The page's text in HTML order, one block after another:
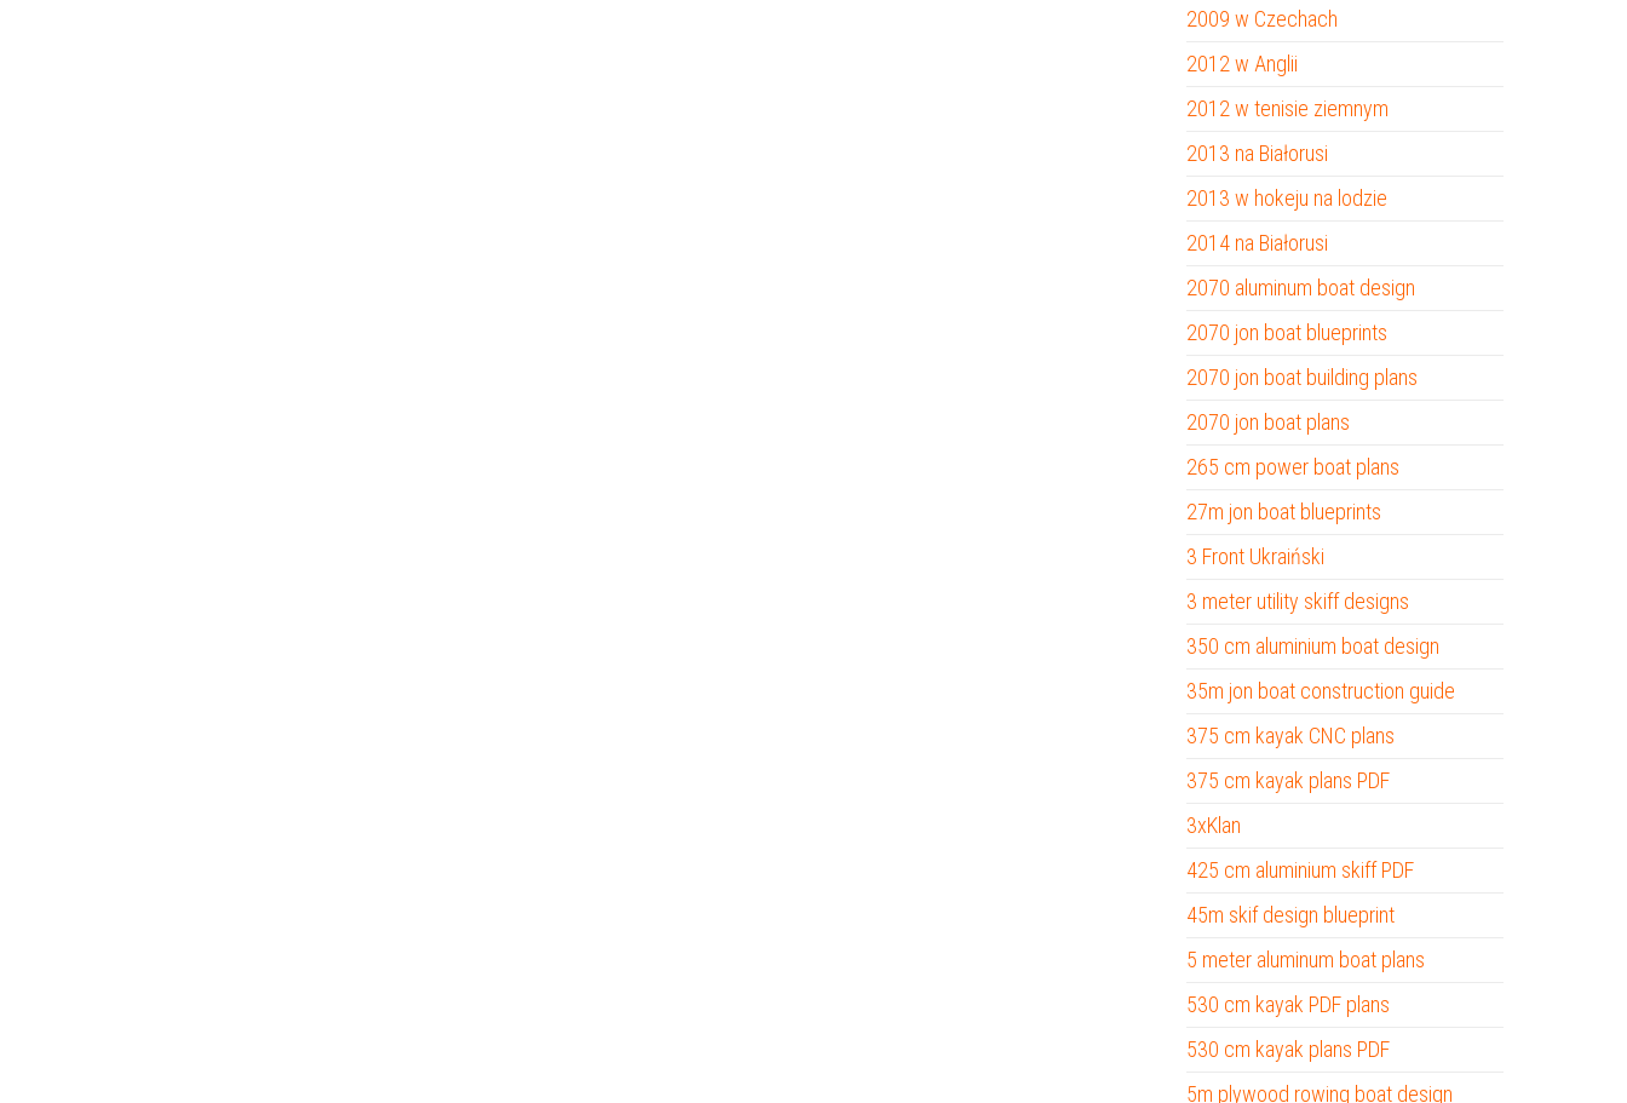
2009 w Czechach
2012 w Anglii
2012 w tenisie ziemnym
2013 na Białorusi
2013 w hokeju na lodzie
2014 na Białorusi
2070 aluminum boat design
2070 jon boat blueprints
2070 jon boat building plans
2070 jon boat plans
265 cm power boat plans
27m jon boat blueprints
3 Front Ukraiński
3 meter utility skiff designs
350 cm aluminium boat design
35m jon boat construction guide
375 cm kayak CNC plans
375 cm kayak plans PDF
3xKlan
425 cm aluminium skiff PDF
45m skif design blueprint
5 meter aluminum boat plans
530 cm kayak PDF plans
530 cm kayak plans PDF
5m plywood rowing boat design